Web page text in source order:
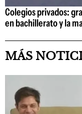
Colegios privados:
en bachillerato y la
MÁS